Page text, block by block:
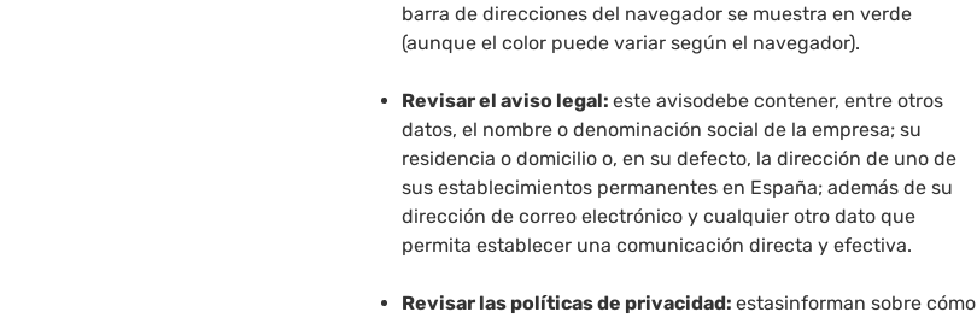
barra de direcciones del navegador se muestra en verde
(aunque el color puede variar según el navegador).
Revisar el aviso legal:este avisodebe contener, entre otros
datos, el nombre o denominación social de la empresa; su
residencia o domicilio o, en su defecto, la dirección de uno de
sus establecimientos permanentes en España; además de su
dirección de correo electrónico y cualquier otro dato que
permita establecer una comunicación directa y efectiva.
Revisar las políticas de privacidad:estasinforman sobre cómo